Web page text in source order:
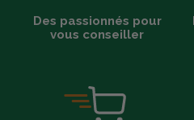
Des passionnés pour
vous conseiller